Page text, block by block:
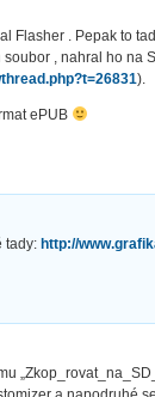
Flasher . Pepak to
, nahral ho na
).
ePUB
tady: http://